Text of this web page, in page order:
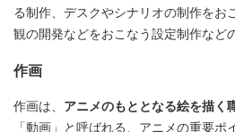
る制作、デスクやシナリオの制作をお
観の開発などをおこなう設定制作など
作画
作画は、 アニメのもととなる絵を描く
「動画」と呼ばれる、アニメの重要